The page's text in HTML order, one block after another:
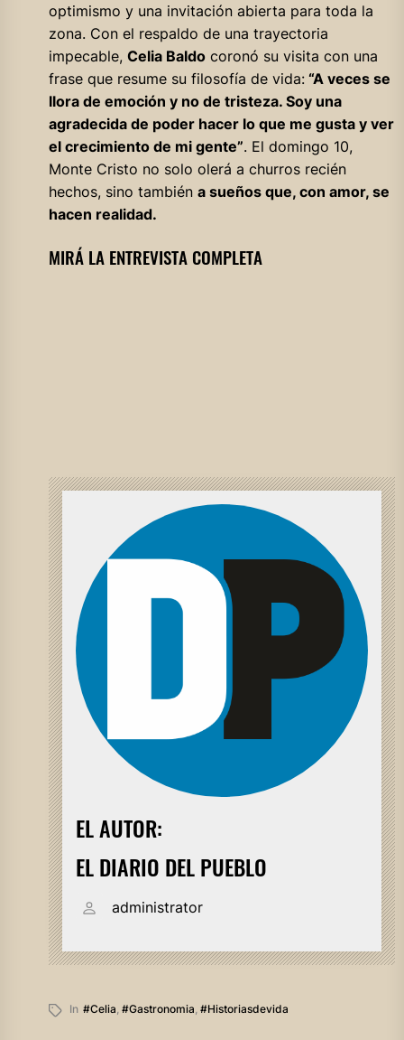
optimismo y una invitación abierta para toda la
zona. Con el respaldo de una trayectoria
impecable, Celia Baldocoronó su visita con una
frase que resume su filosofía de vida:“A veces se
llora de emoción y no de tristeza. Soy una
agradecida de poder hacer lo que me gusta y ver
el crecimiento de mi gente”. El domingo 10,
Monte Cristo no solo olerá a churros recién
hechos, sino también a sueños que, con amor, se
hacen realidad.
MIRÁ LA ENTREVISTA COMPLETA
EL AUTOR:
EL DIARIO DEL PUEBLO
administrator
In #celia, #gastronomia, #historiasdevida